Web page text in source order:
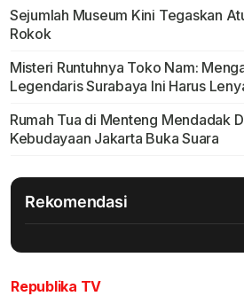
Sejumlah Museum Kini Tegaskan
Rokok
Misteri Runtuhnya Toko Nam:
Legendaris Surabaya Ini Harus
Rumah Tua di Menteng Mendadak
Kebudayaan Jakarta Buka Suara
Rekomendasi
Republika TV